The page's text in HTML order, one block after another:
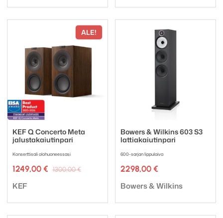
ALE!
KEF Q Concerto Meta
jalustakaiutinpari
Konserttisali olohuoneessasi
1300,00€Alkuperäinen
1249,00 €
Nykyinen
Tuotemerkki:
KEF
Bowers & Wilkins 603 S3
lattiakaiutinpari
600-sarjan lippulaiva
2298,00 €
Tuotemerkki:
Bowers & Wilkins